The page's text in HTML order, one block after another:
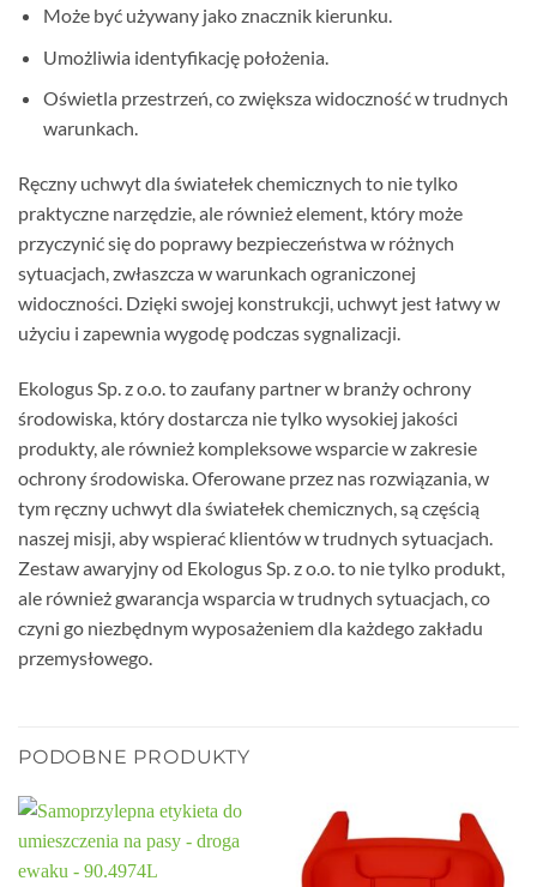
Może być używany jako znacznik kierunku.
Umożliwia identyfikację położenia.
Oświetla przestrzeń, co zwiększa widoczność w trudnych
warunkach.
Ręczny uchwyt dla światełek chemicznych to nie tylko
praktyczne narzędzie, ale również element, który może
przyczynić się do poprawy bezpieczeństwa w różnych
sytuacjach, zwłaszcza w warunkach ograniczonej
widoczności. Dzięki swojej konstrukcji, uchwyt jest łatwy w
użyciu i zapewnia wygodę podczas sygnalizacji.
Ekologus Sp. z o.o. to zaufany partner w branży ochrony
środowiska, który dostarcza nie tylko wysokiej jakości
produkty, ale również kompleksowe wsparcie w zakresie
ochrony środowiska. Oferowane przez nas rozwiązania, w
tym ręczny uchwyt dla światełek chemicznych, są częścią
naszej misji, aby wspierać klientów w trudnych sytuacjach.
Zestaw awaryjny od Ekologus Sp. z o.o. to nie tylko produkt,
ale również gwarancja wsparcia w trudnych sytuacjach, co
czyni go niezbędnym wyposażeniem dla każdego zakładu
przemysłowego.
PODOBNE PRODUKTY